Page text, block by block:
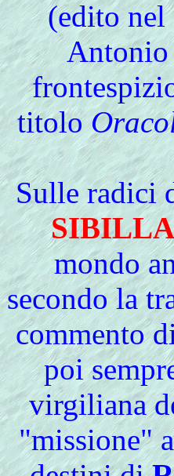
(edito nel
Antonio
titolo
Sulle radici
mondo
secondo la
commento
poi
virgiliana
"missione"